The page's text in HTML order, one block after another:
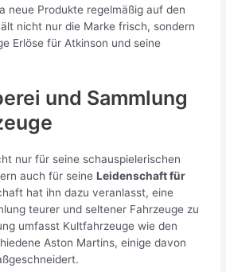
neue Produkte regelmäßig auf den
nicht nur die Marke frisch, sondern
Erlöse für Atkinson und seine
und Sammlung
nur für seine schauspielerischen
auch für seineLeidenschaft für
hat ihn dazu veranlasst, eine
teurer und seltener Fahrzeuge zu
umfasst Kultfahrzeuge wie den
Aston Martins, einige davon